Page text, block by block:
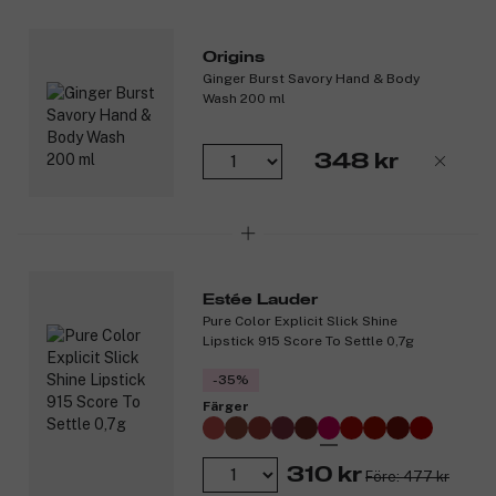
Origins
Ginger Burst Savory Hand & Body
Wash 200 ml
348 kr
Estée Lauder
Pure Color Explicit Slick Shine
Lipstick 915 Score To Settle 0,7g
-35%
Färger
310 kr Före: 477 kr